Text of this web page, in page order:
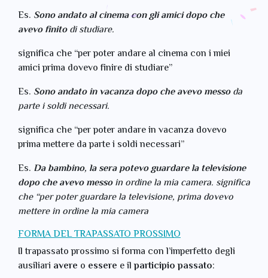
Es. Sono andato al cinema con gli amici dopo che
avevo finitodi studiare.
significa che “per poter andare al cinema con i miei
amici prima dovevo finire di studiare”
Es. Sono andato in vacanza dopo che avevo messoda
parte i soldi necessari.
significa che “per poter andare in vacanza dovevo
prima mettere da parte i soldi necessari”
Es. Da bambino, la sera potevo guardare la televisione
dopo che avevo messoin ordine la mia camera. significa
che “per poter guardare la televisione, prima dovevo
mettere in ordine la mia camera
FORMA DEL TRAPASSATO PROSSIMO
Il trapassato prossimo si forma con l’imperfetto degli
ausiliari avere o essere e ilparticipio passato: